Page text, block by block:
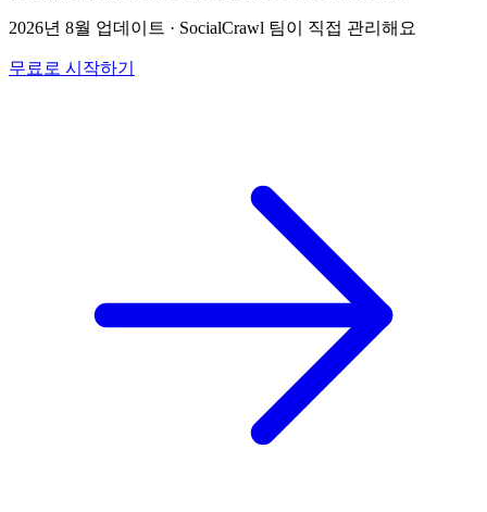
2026년 8월 업데이트 · SocialCrawl 팀이 직접 관리해요
무료로 시작하기